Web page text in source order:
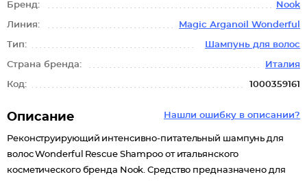
Бренд: Nook
Линия: Magic Аrganoil Wonderful
Тип: Шампунь для волос
Страна бренда: Италия
Код: 1000359161
Нашли ошибку в описании?
Описание
Реконструирующий интенсивно-питательный шампунь для
волос Wonderful Rescue Shampoo от итальянского
косметического бренда Nook. Средство предназначено для